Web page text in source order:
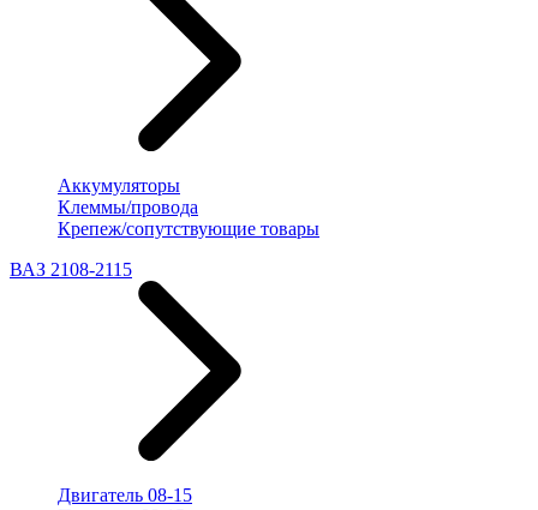
Аккумуляторы
Клеммы/провода
Крепеж/сопутствующие товары
ВАЗ 2108-2115
Двигатель 08-15